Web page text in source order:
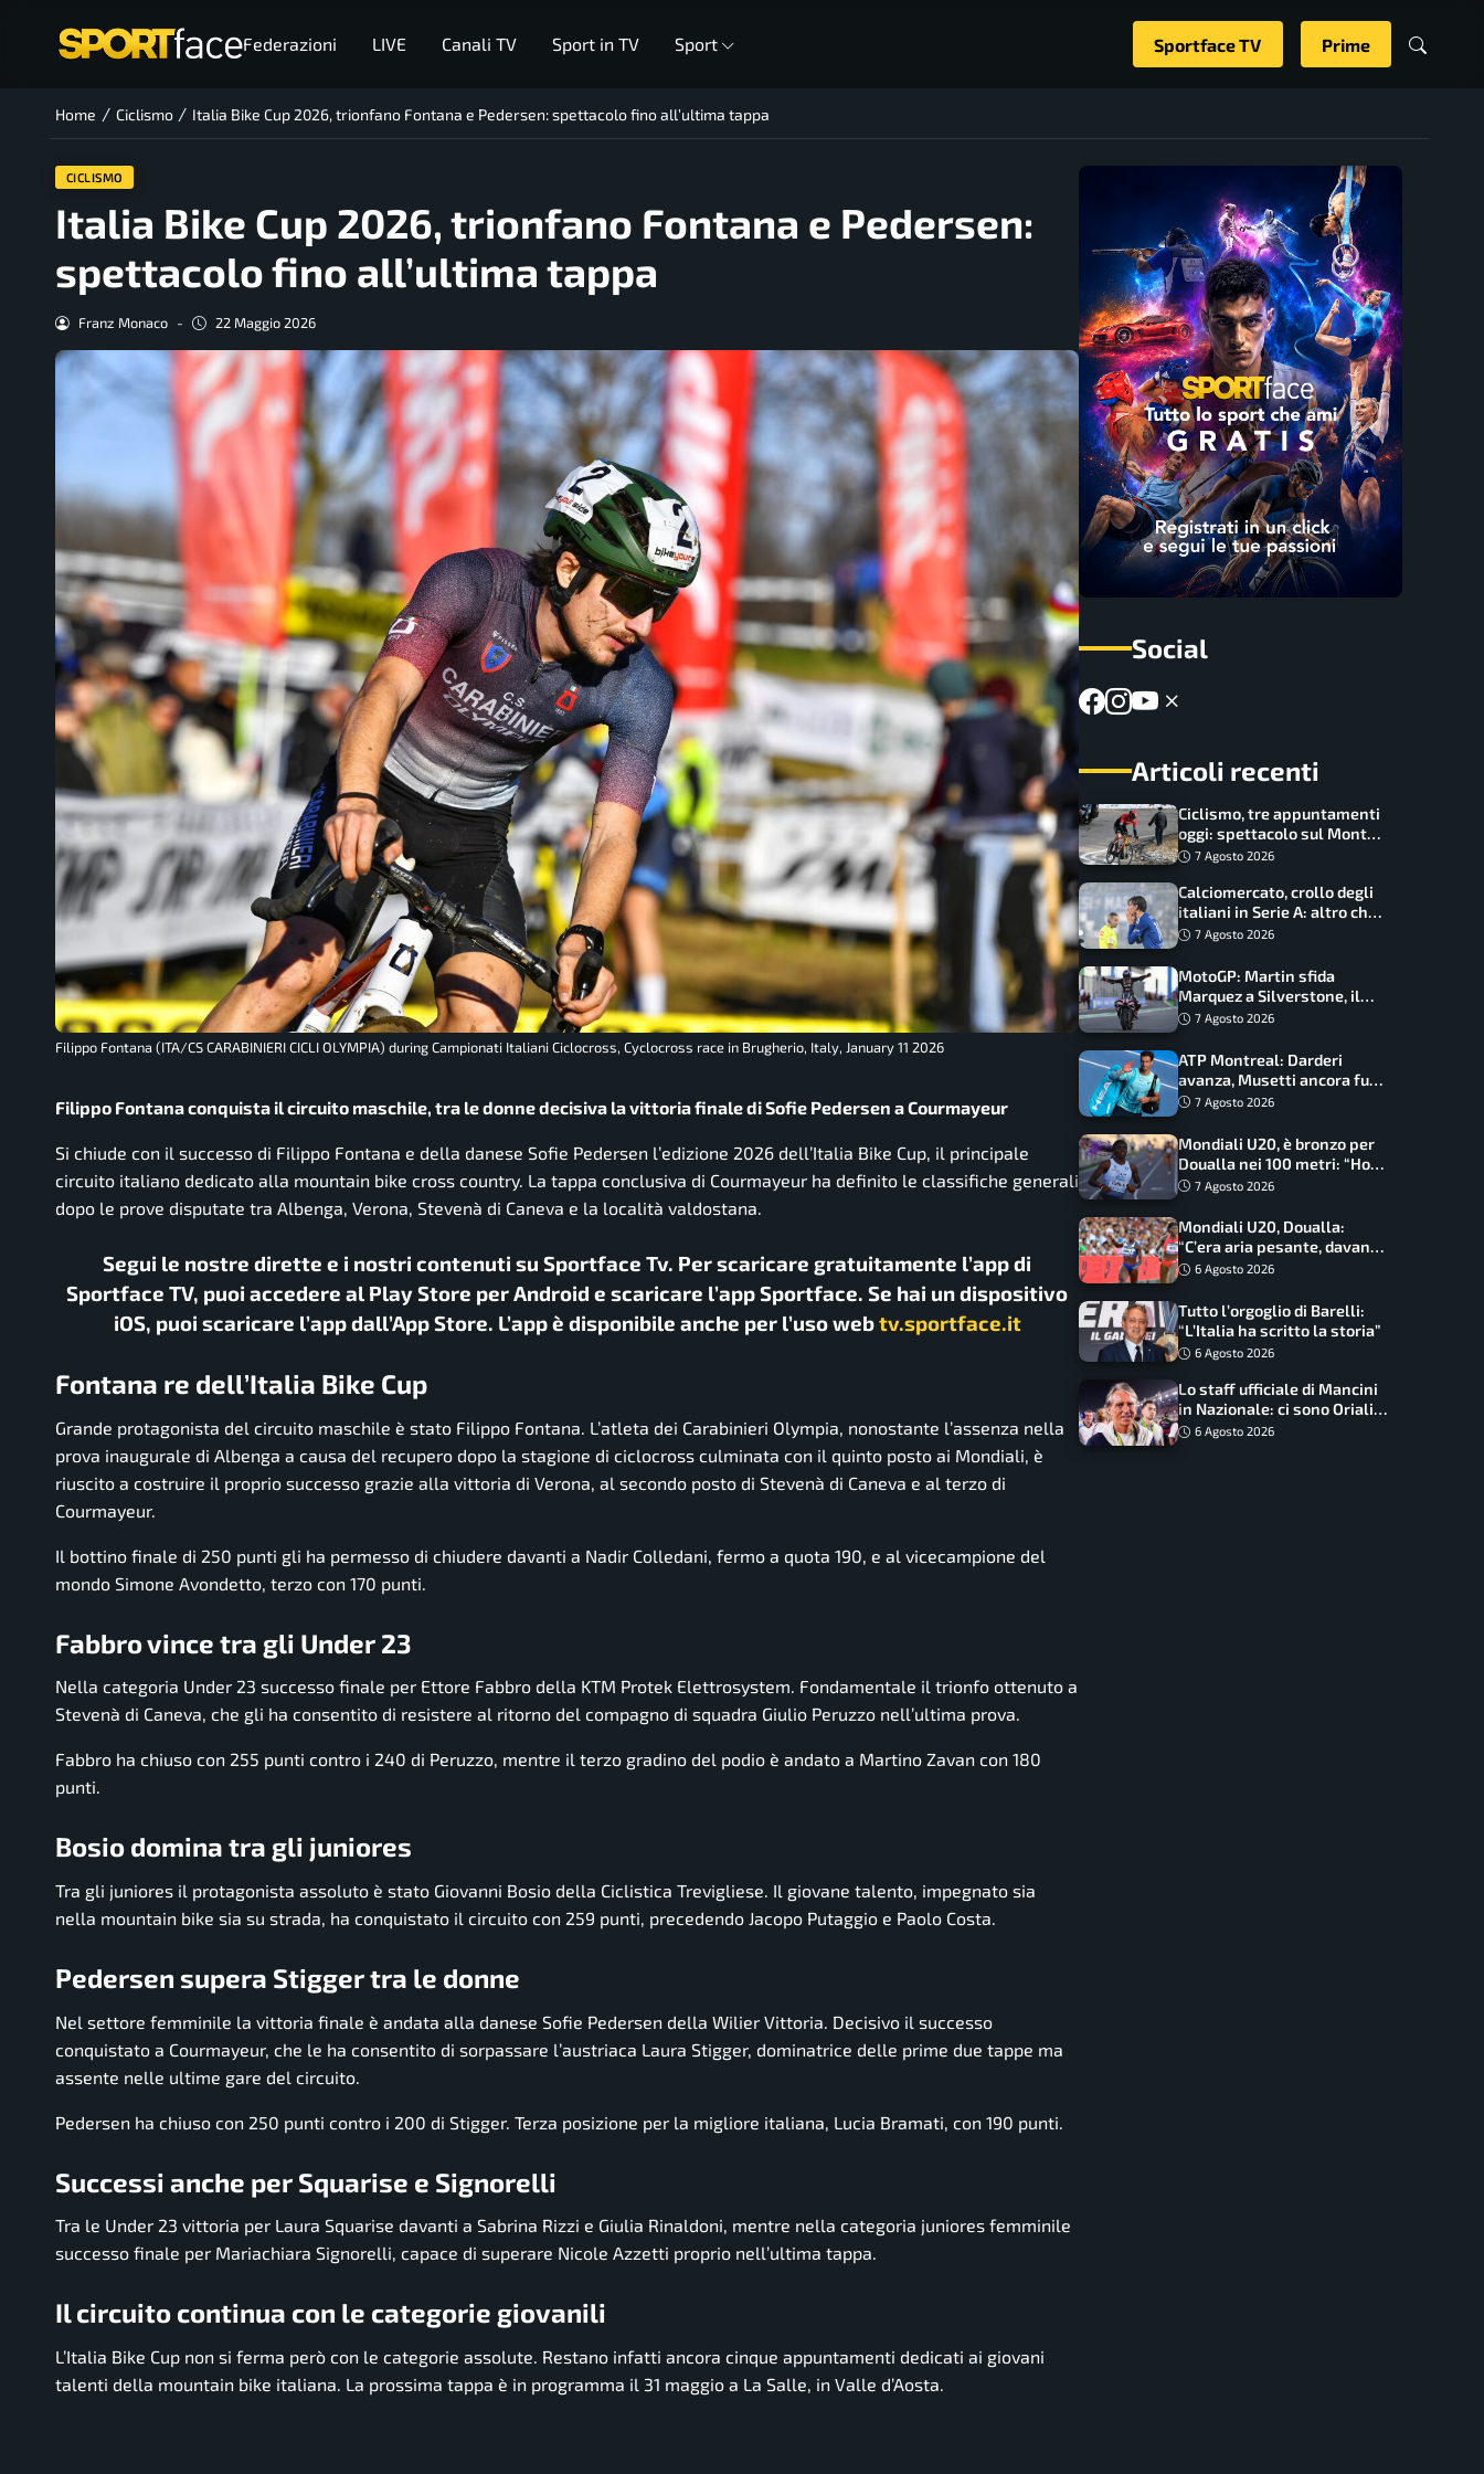
Federazioni LIVE Canali TV Sport in TV Sport Sportface TV Prime
Home / Ciclismo / Italia Bike Cup 2026, trionfano Fontana e Pedersen: spettacolo fino all’ultima tappa
CICLISMO
Italia Bike Cup 2026, trionfano Fontana e Pedersen:
spettacolo fino all’ultima tappa
Franz Monaco - 22 Maggio 2026
Filippo Fontana (ITA/CS CARABINIERI CICLI OLYMPIA) during Campionati Italiani Ciclocross, Cyclocross race in Brugherio, Italy, January 11 2026
Filippo Fontana conquista il circuito maschile, tra le donne decisiva la vittoria finale di Sofie Pedersen a Courmayeur
Si chiude con il successo di Filippo Fontana e della danese Sofie Pedersen l’edizione 2026 dell’Italia Bike Cup, il principale
circuito italiano dedicato alla mountain bike cross country. La tappa conclusiva di Courmayeur ha definito le classifiche generali
dopo le prove disputate tra Albenga, Verona, Stevenà di Caneva e la località valdostana.
Segui le nostre dirette e i nostri contenuti su Sportface Tv. Per scaricare gratuitamente l’app di
Sportface TV, puoi accedere al Play Store per Android e scaricare l’app Sportface. Se hai un dispositivo
iOS, puoi scaricare l’app dall’App Store. L’app è disponibile anche per l’uso webtv.sportface.it
Fontana re dell’Italia Bike Cup
Grande protagonista del circuito maschile è stato Filippo Fontana. L’atleta dei Carabinieri Olympia, nonostante l’assenza nella
prova inaugurale di Albenga a causa del recupero dopo la stagione di ciclocross culminata con il quinto posto ai Mondiali, è
riuscito a costruire il proprio successo grazie alla vittoria di Verona, al secondo posto di Stevenà di Caneva e al terzo di
Courmayeur.
Il bottino finale di 250 punti gli ha permesso di chiudere davanti a Nadir Colledani, fermo a quota 190, e al vicecampione del
mondo Simone Avondetto, terzo con 170 punti.
Fabbro vince tra gli Under 23
Nella categoria Under 23 successo finale per Ettore Fabbro della KTM Protek Elettrosystem. Fondamentale il trionfo ottenuto a
Stevenà di Caneva, che gli ha consentito di resistere al ritorno del compagno di squadra Giulio Peruzzo nell’ultima prova.
Fabbro ha chiuso con 255 punti contro i 240 di Peruzzo, mentre il terzo gradino del podio è andato a Martino Zavan con 180
punti.
Bosio domina tra gli juniores
Tra gli juniores il protagonista assoluto è stato Giovanni Bosio della Ciclistica Trevigliese. Il giovane talento, impegnato sia
nella mountain bike sia su strada, ha conquistato il circuito con 259 punti, precedendo Jacopo Putaggio e Paolo Costa.
Pedersen supera Stigger tra le donne
Nel settore femminile la vittoria finale è andata alla danese Sofie Pedersen della Wilier Vittoria. Decisivo il successo
conquistato a Courmayeur, che le ha consentito di sorpassare l’austriaca Laura Stigger, dominatrice delle prime due tappe ma
assente nelle ultime gare del circuito.
Pedersen ha chiuso con 250 punti contro i 200 di Stigger. Terza posizione per la migliore italiana, Lucia Bramati, con 190 punti.
Successi anche per Squarise e Signorelli
Tra le Under 23 vittoria per Laura Squarise davanti a Sabrina Rizzi e Giulia Rinaldoni, mentre nella categoria juniores femminile
successo finale per Mariachiara Signorelli, capace di superare Nicole Azzetti proprio nell’ultima tappa.
Il circuito continua con le categorie giovanili
L’Italia Bike Cup non si ferma però con le categorie assolute. Restano infatti ancora cinque appuntamenti dedicati ai giovani
talenti della mountain bike italiana. La prossima tappa è in programma il 31 maggio a La Salle, in Valle d’Aosta.
Social
Articoli recenti
Ciclismo, tre appuntamenti
oggi: spettacolo sul Mont
Ventoux, orari e come
7 Agosto 2026
Calciomercato, crollo degli
italiani in Serie A: altro che
svolta dopo il Mondiale
7 Agosto 2026
MotoGP: Martin sfida
Marquez a Silverstone, il
programma e gli orari
7 Agosto 2026
ATP Montreal: Darderi
avanza, Musetti ancora fuori
con Jodar
7 Agosto 2026
Mondiali U20, è bronzo per
Doualla nei 100 metri: “Ho
scacciato l’ansia”
7 Agosto 2026
Mondiali U20, Doualla:
“C’era aria pesante, davano
le mascherine! Finale? Non
6 Agosto 2026
Tutto l’orgoglio di Barelli:
“L’Italia ha scritto la storia”
6 Agosto 2026
Lo staff ufficiale di Mancini
in Nazionale: ci sono Oriali e
Bonucci, confermato un
6 Agosto 2026